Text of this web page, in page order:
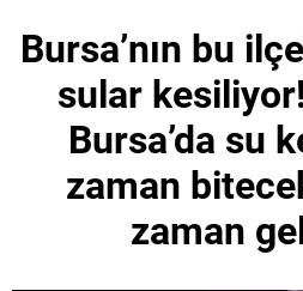
Bursa’nın bu
sular
Bursa’da su
zaman
zaman